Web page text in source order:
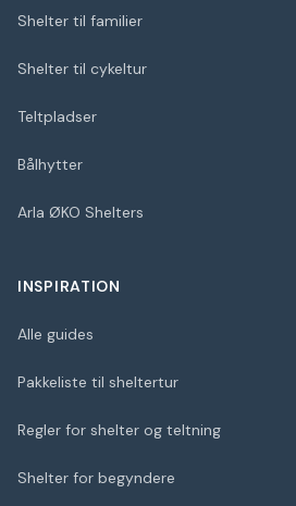
Shelter til familier
Shelter til cykeltur
Teltpladser
Bålhytter
Arla ØKO Shelters
INSPIRATION
Alle guides
Pakkeliste til sheltertur
Regler for shelter og teltning
Shelter for begyndere